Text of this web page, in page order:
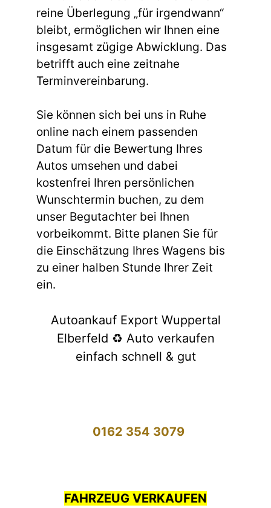
reine Überlegung „für irgendwann“
bleibt, ermöglichen wir Ihnen eine
insgesamt zügige Abwicklung. Das
betrifft auch eine zeitnahe
Terminvereinbarung.
Sie können sich bei uns in Ruhe
online nach einem passenden
Datum für die Bewertung Ihres
Autos umsehen und dabei
kostenfrei Ihren persönlichen
Wunschtermin buchen, zu dem
unser Begutachter bei Ihnen
vorbeikommt. Bitte planen Sie für
die Einschätzung Ihres Wagens bis
zu einer halben Stunde Ihrer Zeit
ein.
Autoankauf Export Wuppertal
Elberfeld ♻️ Auto verkaufen
einfach schnell & gut
0162 354 3079
FAHRZEUG VERKAUFEN